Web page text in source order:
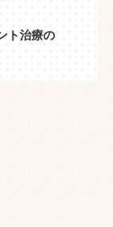
ト治療の